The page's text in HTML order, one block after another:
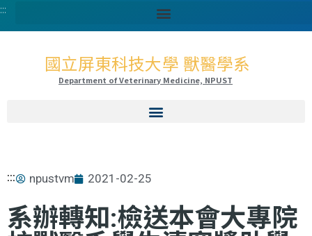
:::
國立屏東科技大學 獸醫學系
Department of Veterinary Medicine, NPUST
::: npustvm 2021-02-25
系辦轉知:檢送本會大專院